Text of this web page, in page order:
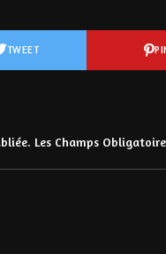
TWEET
Les Champs